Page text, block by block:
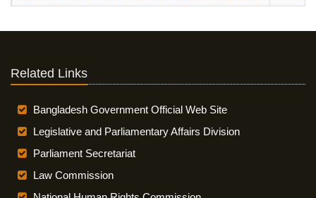
Related Links
Bangladesh Government Official Web Site
Legislative and Parliamentary Affairs Division
Parliament Secretariat
Law Commission